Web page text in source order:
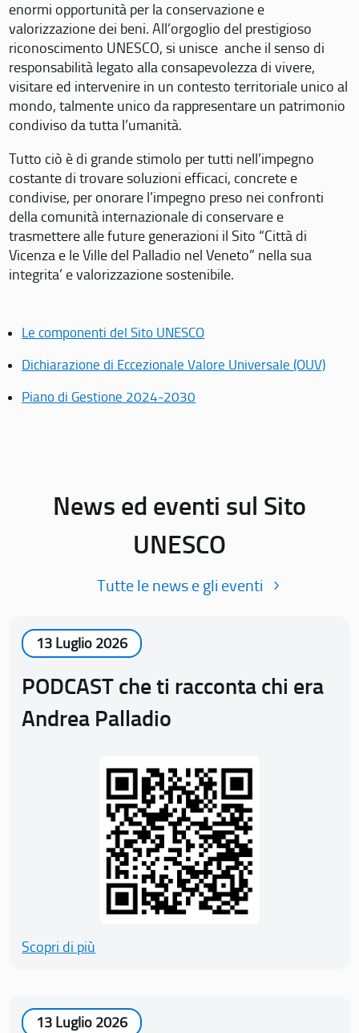
enormi opportunità per la conservazione e
valorizzazione dei beni. All’orgoglio del prestigioso
riconoscimento UNESCO, si unisce anche il senso di
responsabilità legato alla consapevolezza di vivere,
visitare ed intervenire in un contesto territoriale unico al
mondo, talmente unico da rappresentare un patrimonio
condiviso da tutta l’umanità.
Tutto ciò è di grande stimolo per tutti nell’impegno
costante di trovare soluzioni efficaci, concrete e
condivise, per onorare l’impegno preso nei confronti
della comunità internazionale di conservare e
trasmettere alle future generazioni il Sito “Città di
Vicenza e le Ville del Palladio nel Veneto” nella sua
integrita’ e valorizzazione sostenibile.
Le componenti del Sito UNESCO
Dichiarazione di Eccezionale Valore Universale (OUV)
Piano di Gestione 2024-2030
News ed eventi sul Sito
UNESCO
Tutte le news e gli eventi
13 Luglio 2026
PODCAST che ti racconta chi era
Andrea Palladio
Scopri di più
13 Luglio 2026